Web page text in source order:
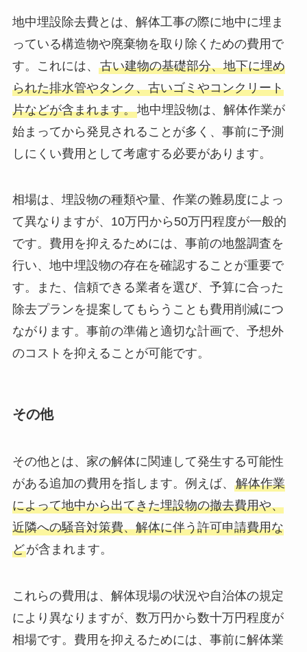
地中埋設除去費とは、解体工事の際に地中に埋ま
っている構造物や廃棄物を取り除くための費用で
す。これには、 古い建物の基礎部分、地下に埋め
られた排水管やタンク、古いゴミやコンクリート
片などが含まれます。地中埋設物は、解体作業が
始まってから発見されることが多く、事前に予測
しにくい費用として考慮する必要があります。
相場は、埋設物の種類や量、作業の難易度によっ
て異なりますが、10万円から50万円程度が一般的
です。費用を抑えるためには、事前の地盤調査を
行い、地中埋設物の存在を確認することが重要で
す。また、信頼できる業者を選び、予算に合った
除去プランを提案してもらうことも費用削減につ
ながります。事前の準備と適切な計画で、予想外
のコストを抑えることが可能です。
その他
その他とは、家の解体に関連して発生する可能性
がある追加の費用を指します。例えば、 解体作業
によって地中から出てきた埋設物の撤去費用や、
近隣への騒音対策費、解体に伴う許可申請費用な
どが含まれます。
これらの費用は、解体現場の状況や自治体の規定
により異なりますが、数万円から数十万円程度が
相場です。費用を抑えるためには、事前に解体業